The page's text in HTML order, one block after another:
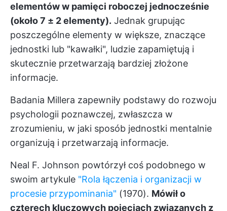
elementów w pamięci roboczej jednocześnie
(około 7 ± 2 elementy). Jednak grupując
poszczególne elementy w większe, znaczące
jednostki lub "kawałki", ludzie zapamiętują i
skutecznie przetwarzają bardziej złożone
informacje.
Badania Millera zapewniły podstawy do rozwoju
psychologii poznawczej, zwłaszcza w
zrozumieniu, w jaki sposób jednostki mentalnie
organizują i przetwarzają informacje.
Neal F. Johnson powtórzył coś podobnego w
swoim artykule "Rola łączenia i organizacji w
procesie przypominania" (1970). Mówił o
czterech kluczowych pojęciach związanych z